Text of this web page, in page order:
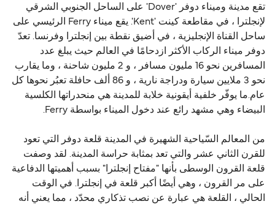
تقع مدينة وميناء دوفر 'Dover' على الساحل الجنوبي الشرقي
لإنجلترا ، في مقاطعة كينت 'Kent'. يقع ميناء Ferry الرئيسي على
ساحل القناة الإنجليزية ، في أضيق نقطة بين إنجلترا وفرنسا. تعدّ
دوفر ميناء الركاب الأكثر ازدحامًا في العالم حيث يبلغ عدد
المسافرين نحو 16 مليون مسافر ، و 2 مليون شاحنة ، وما يقارب
نحو 3 ملايين سيارة ودراجة نارية ، و 86 ألف حافلة تعبُر نحوها كل
عام.ما يوفّر خلفية أيقونية خلابة للمدينة هي منحدراتها الكلسية
البيضاء وهي مشهد رائع عند دخول الميناء بواسطة Ferry.
من المعالم السّياحية الشهيرة في المدينة قلعة دوفر التي تعود
للقرن الثاني عشر والتي تعد بمثابة حراسة المدينة. لقد وصفت
قلعة القرون الوسطى بأنها "مفتاح إنجلترا" بسبب أهميتها الدفاعية
على مر القرون ، وهي أيضًا أكبر قلعة في إنجلترا. في الوقت
الحالي ، القلعة هي عبارة عن نصب تذكاري محدّد ، مما يعني أنه